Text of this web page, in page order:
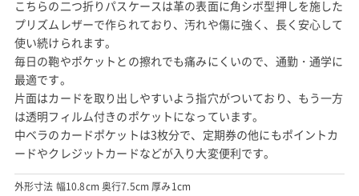
こちらの二つ折りパスケースは革の表面に角シボ型押しを施した
プリズムレザーで作られており、汚れや傷に強く、長く安心して
使い続けられます。
毎日の鞄やポケットとの擦れでも痛みにくいので、通勤・通学に
最適です。
片面はカードを取り出しやすいよう指穴がついており、もう一方
は透明フィルム付きのポケットになっています。
中ベラのカードポケットは3枚分で、定期券の他にもポイントカ
ードやクレジットカードなどが入り大変便利です。
外形寸法 幅10.8cm 奥行7.5cm 厚み1cm